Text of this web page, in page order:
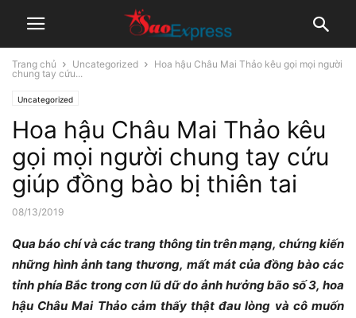
Trang chủ Uncategorized
Hoa hậu Châu Mai Thảo kêu gọi mọi người
chung tay cứu...
Uncategorized
Hoa hậu Châu Mai Thảo kêu
gọi mọi người chung tay cứu
giúp đồng bào bị thiên tai
08/13/2019
Qua báo chí và các trang thông tin trên mạng, chứng kiến
những hình ảnh tang thương, mất mát của đồng bào các
tỉnh phía Bắc trong cơn lũ dữ do ảnh hưởng bão số 3, hoa
hậu Châu Mai Thảo cảm thấy thật đau lòng và cô muốn